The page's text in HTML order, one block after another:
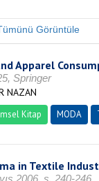
Görüntüle
Apparel
Springer
NAZAN
Kitap MODA
in Textile
2006, s. 240-246